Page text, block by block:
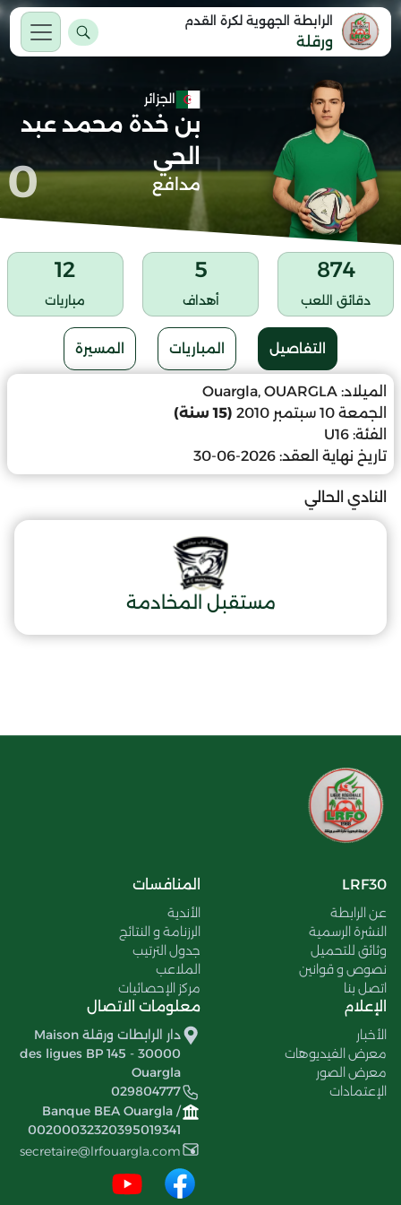
الرابطة الجهوية لكرة القدم
ورقلة
الجزائر
بن خدة محمد عبد
الحي
مدافع 0
874
دقائق اللعب
5
أهداف
12
مباريات
التفاصيل المباريات المسيرة
الميلاد: Ouargla, OUARGLA
الجمعة 10 سبتمبر 2010
(15 سنة)
الفئة: U16
تاريخ نهاية العقد: 2026-06-30
النادي الحالي
مستقبل المخادمة
LRF30
عن الرابطة
النشرة الرسمية
وثائق للتحميل
نصوص و قوانين
اتصل بنا
المنافسات
الأندية
الرزنامة و النتائج
جدول الترتيب
الملاعب
مركز الإحصائيات
الإعلام
الأخبار
معرض الفيديوهات
معرض الصور
الإعتمادات
معلومات الاتصال
دار الرابطات ورقلة Maison
des ligues BP 145 - 30000
Ouargla
029804777
Banque BEA Ouargla /
00200032320395019341
secretaire@lrfouargla.com